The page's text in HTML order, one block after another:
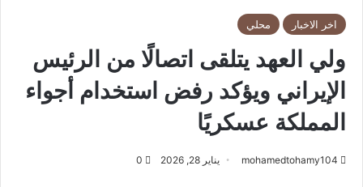
اخر الاخبار محلي
ولي العهد يتلقى اتصالًا من الرئيس
الإيراني ويؤكد رفض استخدام أجواء
المملكة عسكريًا
mohamedtohamy104 يناير 28, 2026 0